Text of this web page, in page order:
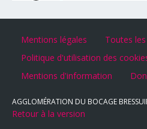
Mentions légales
Toutes
Politique d'utilisation des
Mentions d'information
AGGLOMÉRATION DU BOCAGE
Retour à la version